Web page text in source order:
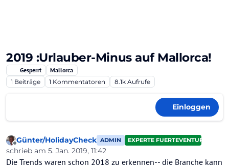
2019 :Urlauber-Minus auf Mallorca!
Gesperrt
Mallorca
1 Beiträge 1 Kommentatoren 8.1k Aufrufe
Einloggen
Offline
Günter/HolidayCheck ADMIN EXPERTE FUERTEVENTURA
schrieb am 5. Jan. 2019, 11:42
zuletzt editiert von Günter/HolidayCheck
Die Trends waren schon 2018 zu erkennen-- die Branche kann